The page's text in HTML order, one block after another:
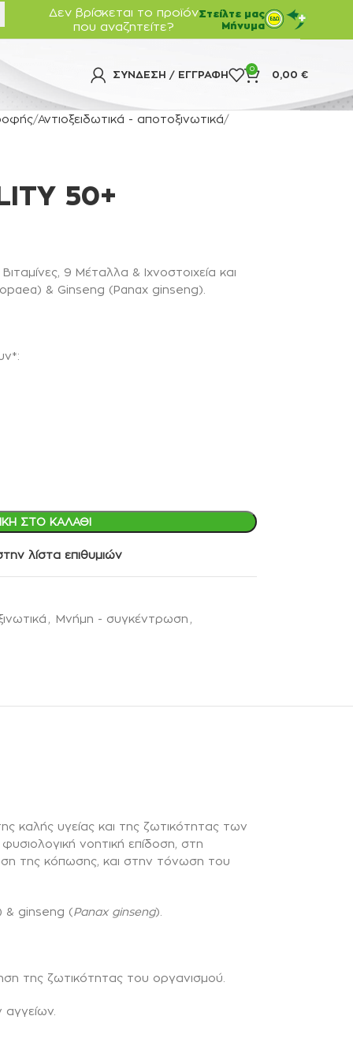
Δεν βρίσκεται το προϊόν
που αναζητείτε?
Στείλτε μας
Μήνυμα
ΣΎΝΔΕΣΗ / ΕΓΓΡΑΦΉ
0
0,00 €
Αντιοξειδωτικά - αποτοξινωτικά
50+
9 Μέταλλα & Ιχνοστοιχεία και
& Ginseng (Panax ginseng).
ΣΤΟ ΚΑΛΆΘΙ
λίστα επιθυμιών
, Μνήμη - συγκέντρωση ,
καλής υγείας και της ζωτικότητας των
νοητική επίδοση, στη
της κόπωσης, και στην τόνωση του
& ginseng (Panax ginseng).
της ζωτικότητας του οργανισμού.